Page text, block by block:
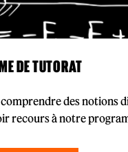
DE TUTORAT
des notions
recours à notre